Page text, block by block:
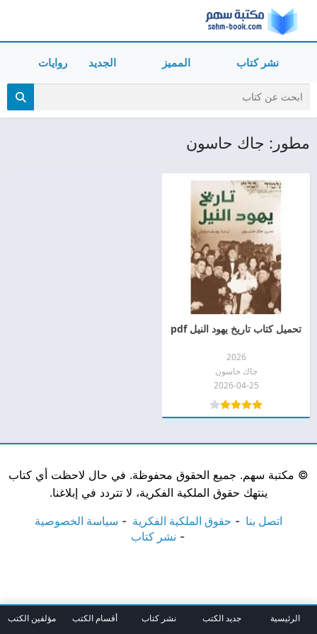
نشر كتاب المميز الجديد روايات
مطور: جاك حاسون
تحميل كتاب تاريخ يهود النيل pdf
2026
جاك حاسون
2026-04-25
© مكتبة سهم. جميع الحقوق محفوظة. في حال لاحظت أي كتاب
ينتهك حقوق الملكية الفكرية، لا تتردد في إبلاغنا.
اتصل بنا حقوق الملكية الفكرية
سياسة الخصوصية
نشر كتاب
الرئيسية جديد الكتب نشر كتاب أقسام الكتب مؤلفين الكتب